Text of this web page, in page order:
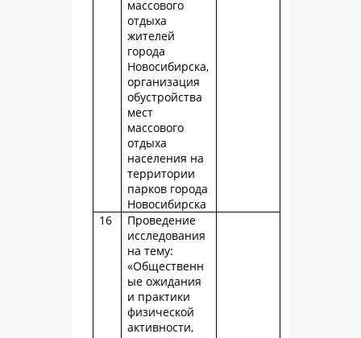
массового
отдыха
жителей
города
Новосибирска,
организация
обустройства
мест
массового
отдыха
населения на
территории
парков города
Новосибирска
16
Проведение
исследования
на тему:
«Общественн
ые ожидания
и практики
физической
активности,